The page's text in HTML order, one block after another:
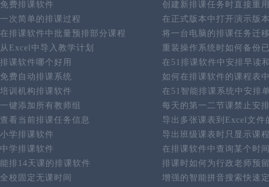
免费排课软件
创建新排课任务时直接重
一次简单的排课过程
在正式版本中打开演示版
在排课软件中批量预排部分课程
将一台电脑的排课任务迁
从Excel中导入教学计划
重装操作系统时如何备份
排课软件哪个好用
在51排课软件中安排早读
免费自动排课系统
如何在排课软件的课程表
培训机构排课软件
在51智能排课系统中安排
一键添加所有教师组
每天的第一二节课禁止安
查看当前排课任务信息
导出多张课表到Excel文件
小学排课软件
导出班级课表时只显示课
中学排课软件
在排课软件中查询某个时
能排14天课的排课软件
排课时如何为行政老师预
全校固定无课时间
增强的智能拼音搜索快速